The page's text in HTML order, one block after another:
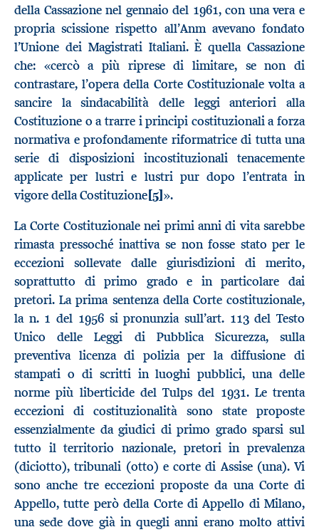
della Cassazione nel gennaio del 1961, con una vera e
propria scissione rispetto all’Anm avevano fondato
l’Unione dei Magistrati Italiani. È quella Cassazione
che: «cercò a più riprese di limitare, se non di
contrastare, l’opera della Corte Costituzionale volta a
sancire la sindacabilità delle leggi anteriori alla
Costituzione o a trarre i principi costituzionali a forza
normativa e profondamente riformatrice di tutta una
serie di disposizioni incostituzionali tenacemente
applicate per lustri e lustri pur dopo l’entrata in
vigore della Costituzione[5]».
La Corte Costituzionale nei primi anni di vita sarebbe
rimasta pressoché inattiva se non fosse stato per le
eccezioni sollevate dalle giurisdizioni di merito,
soprattutto di primo grado e in particolare dai
pretori. La prima sentenza della Corte costituzionale,
la n. 1 del 1956 si pronunzia sull’art. 113 del Testo
Unico delle Leggi di Pubblica Sicurezza, sulla
preventiva licenza di polizia per la diffusione di
stampati o di scritti in luoghi pubblici, una delle
norme più liberticide del Tulps del 1931. Le trenta
eccezioni di costituzionalità sono state proposte
essenzialmente da giudici di primo grado sparsi sul
tutto il territorio nazionale, pretori in prevalenza
(diciotto), tribunali (otto) e corte di Assise (una). Vi
sono anche tre eccezioni proposte da una Corte di
Appello, tutte però della Corte di Appello di Milano,
una sede dove già in quegli anni erano molto attivi